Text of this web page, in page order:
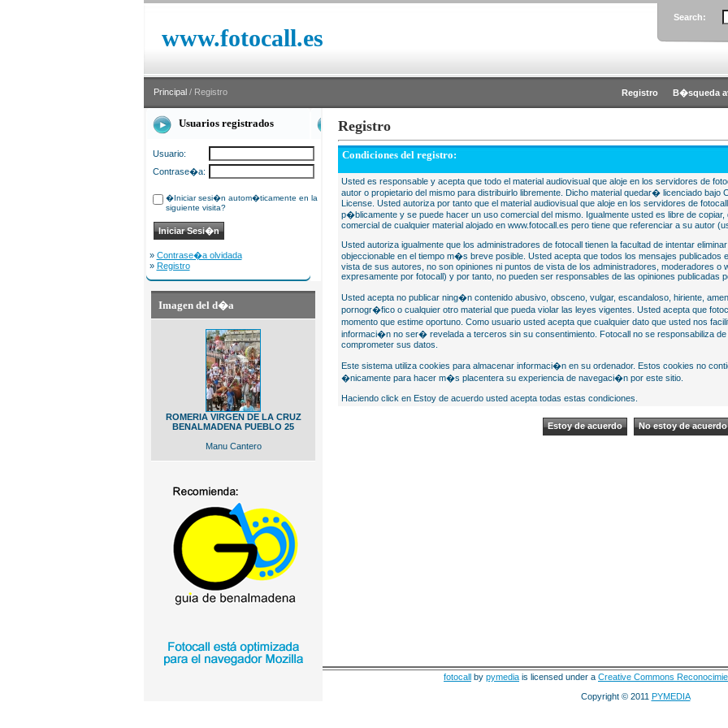
www.fotocall.es
Search:
Principal / Registro Registro B�squeda
Usuarios registrados
Usuario:
Contrase�a:
�Iniciar sesi�n autom�ticamente en la
siguiente visita?
» Contrase�a olvidada
» Registro
Imagen del d�a
ROMERIA VIRGEN DE LA CRUZ
BENALMADENA PUEBLO 25
Manu Cantero
Registro
Condiciones del registro:
Usted es responsable y acepta que todo el material audiovisual que aloje en los servidores de
autor o propietario del mismo para distribuirlo libremente. Dicho material quedar� licenciado
License. Usted autoriza por tanto que el material audiovisual que aloje en los servidores de
p�blicamente y se puede hacer un uso comercial del mismo. Igualmente usted es libre de
comercial de cualquier material alojado en www.fotocall.es pero tiene que referenciar a su autor
Usted autoriza igualmente que los administradores de fotocall tienen la facultad de intentar
objeccionable en el tiempo m�s breve posible. Usted acepta que todos los mensajes publicados
vista de sus autores, no son opiniones ni puntos de vista de los administradores, moderadores
expresamente por fotocall) y por tanto, no pueden ser responsables de las opiniones publicadas
Usted acepta no publicar ning�n contenido abusivo, obsceno, vulgar, escandaloso, hiriente,
pornogr�fico o cualquier otro material que pueda violar las leyes vigentes. Usted acepta que
momento que estime oportuno. Como usuario usted acepta que cualquier dato que usted nos
informaci�n no ser� revelada a terceros sin su consentimiento. Fotocall no se responsabiliza
comprometer sus datos.
Este sistema utiliza cookies para almacenar informaci�n en su ordenador. Estos cookies no
�nicamente para hacer m�s placentera su experiencia de navegaci�n por este sitio.
Haciendo click en Estoy de acuerdo usted acepta todas estas condiciones.
fotocall by pymedia is licensed under a Creative Commons
Copyright © 2011 PYMEDIA